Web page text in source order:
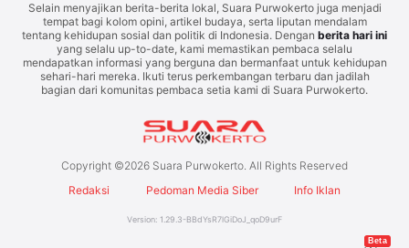
Selain menyajikan berita-berita lokal, Suara Purwokerto juga menjadi
tempat bagi kolom opini, artikel budaya, serta liputan mendalam
tentang kehidupan sosial dan politik di Indonesia. Dengan berita hari ini
yang selalu up-to-date, kami memastikan pembaca selalu
mendapatkan informasi yang berguna dan bermanfaat untuk kehidupan
sehari-hari mereka. Ikuti terus perkembangan terbaru dan jadilah
bagian dari komunitas pembaca setia kami di Suara Purwokerto.
Copyright ©2026 Suara Purwokerto. All Rights Reserved
Redaksi
Pedoman Media Siber Info Iklan
Version: 1.29.3-BBdYsR7lGiDoJ_qoD9urF
Beta